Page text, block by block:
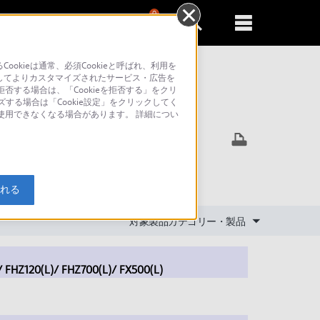
0
ター）
対象製品カテゴリー・製品
FHZ700(L)/ FX500(L)
は通常、必須Cookieと呼ばれ、利用を
よりカスタマイズされたサービス・広告を
する場合は、「Cookieを拒否する」をクリ
る場合は「Cookie設定」をクリックしてく
できなくなる場合があります。 詳細につい
る